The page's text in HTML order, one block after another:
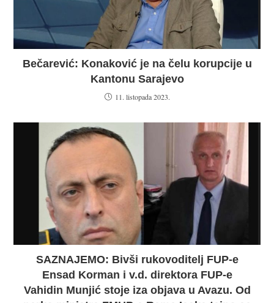
Bečarević: Konaković je na čelu korupcije u
Kantonu Sarajevo
11. listopada 2023.
SAZNAJEMO: Bivši rukovoditelj FUP-e
Ensad Korman i v.d. direktora FUP-e
Vahidin Munjić stoje iza objava u Avazu. Od